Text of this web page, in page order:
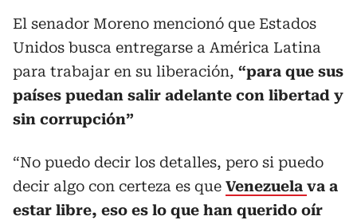
El senador Moreno mencionó que Estados
Unidos busca entregarse a América Latina
para trabajar en su liberación, “para que sus
países puedan salir adelante con libertad y
sin corrupción”
“No puedo decir los detalles, pero si puedo
decir algo con certeza es que Venezuela va a
estar libre, eso es lo que han querido oír